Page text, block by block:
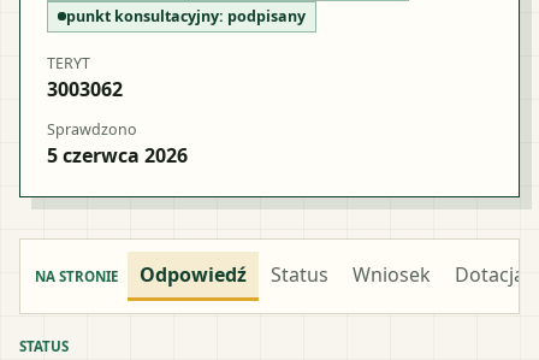
punkt konsultacyjny: podpisany
TERYT
3003062
Sprawdzono
5 czerwca 2026
NA STRONIE Odpowiedź Status Wniosek Dotacja
STATUS